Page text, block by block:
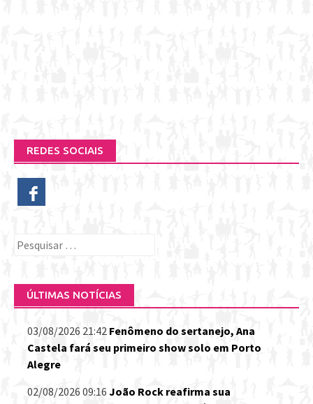
REDES SOCIAIS
Pesquisar
ÚLTIMAS NOTÍCIAS
03/08/2026 21:42 Fenômeno do sertanejo, Ana
Castela fará seu primeiro show solo em Porto
Alegre
02/08/2026 09:16 João Rock reafirma sua